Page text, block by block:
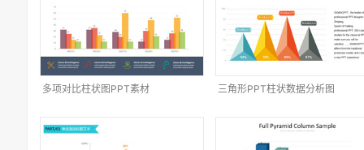
多项对比柱状图PPT素材 三角形PPT柱状数据分析图